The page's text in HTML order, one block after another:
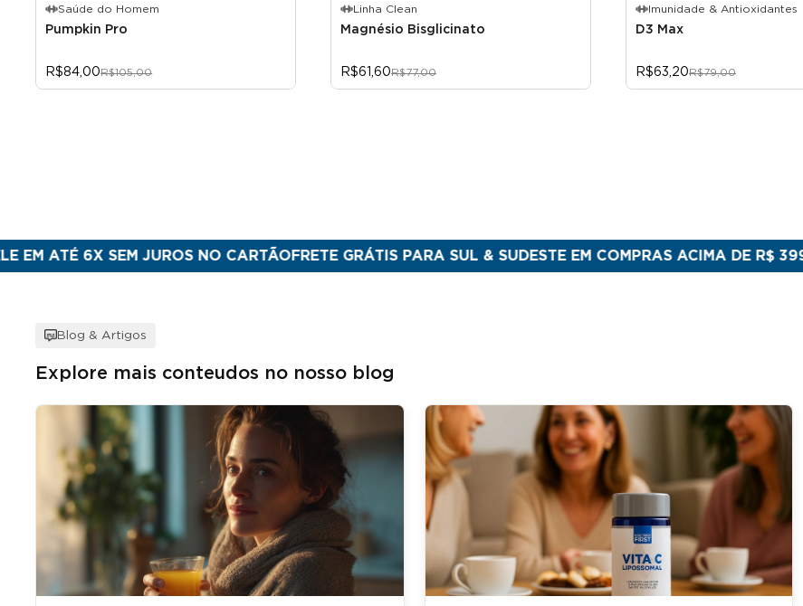
Saúde do Homem
Pumpkin Pro
R$84,00R$105,00
Linha Clean
Magnésio Bisglicinato
R$61,60R$77,00
Imunidade & Antioxidantes
D3 Max
R$63,20R$79,00
6X SEM JUROS NO CARTÃOFRETE GRÁTIS PARA SUL & SUDESTE EM COMPRAS ACIMA DE R$ 399FEITO
Blog & Artigos
Explore mais conteudos no nosso blog